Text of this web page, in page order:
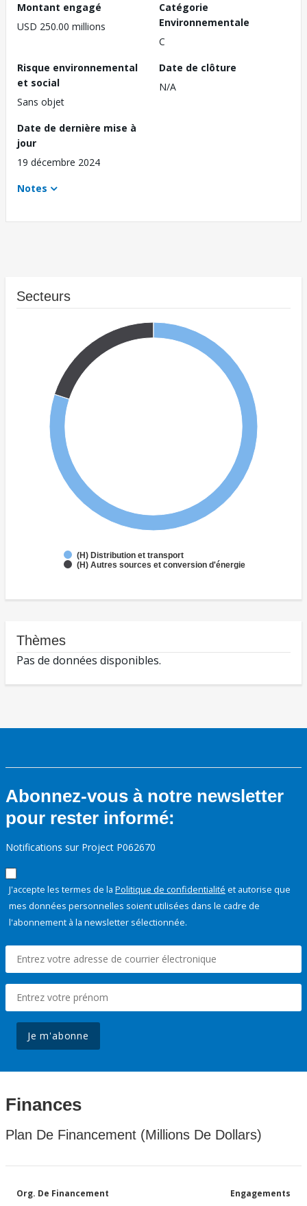
Montant engagé
USD 250.00 millions
Catégorie
Environnementale
C
Risque environnemental
et social
Sans objet
Date de clôture
N/A
Date de dernière mise à
jour
19 décembre 2024
Notes
Secteurs
(H) Distribution et transport
(H) Autres sources et conversion d'énergie
Thèmes
Pas de données disponibles.
Abonnez-vous à notre newsletter
pour rester informé:
Notifications sur Project P062670
J'accepte les termes de la Politique de confidentialité et autorise que
mes données personnelles soient utilisées dans le cadre de
l'abonnement à la newsletter sélectionnée.
Je m'abonne
Finances
Plan De Financement (Millions De Dollars)
Org. De Financement Engagements